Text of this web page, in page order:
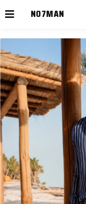
NO7MAN